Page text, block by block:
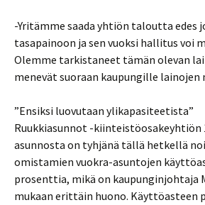
-Yritämme saada yhtiön taloutta edes
tasapainoon ja sen vuoksi hallitus voi
Olemme tarkistaneet tämän olevan
menevät suoraan kaupungille lainojen
”Ensiksi luovutaan ylikapasiteetista”
Ruukkiasunnot -kiinteistöosakeyhtiön
asunnosta on tyhjänä tällä hetkellä
omistamien vuokra-asuntojen
prosenttia, mikä on kaupunginjohtaja
mukaan erittäin huono. Käyttöasteen